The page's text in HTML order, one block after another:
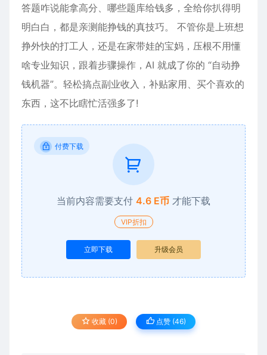
答题咋说能拿高分、哪些题库给钱多，全给你扒得明
明白白，都是亲测能挣钱的真技巧。​ 不管你是上班想
挣外快的打工人，还是在家带娃的宝妈，压根不用懂
啥专业知识，跟着步骤操作，AI 就成了你的 “自动挣
钱机器”。轻松搞点副业收入，补贴家用、买个喜欢的
东西，这不比瞎忙活强多了!
付费下载
当前内容需要支付 4.6 E币 才能下载
VIP折扣
立即下载 升级会员
收藏 (0) 点赞 (46)